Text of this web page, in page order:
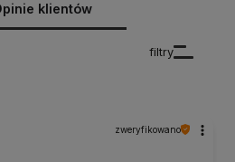
klientów
filtry
zweryfikowano